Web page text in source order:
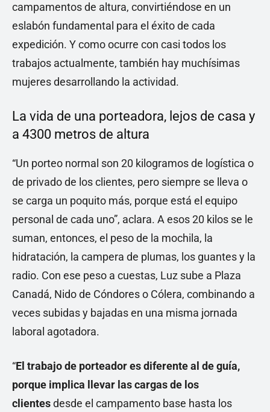
campamentos de altura, convirtiéndose en un
eslabón fundamental para el éxito de cada
expedición. Y como ocurre con casi todos los
trabajos actualmente, también hay muchísimas
mujeres desarrollando la actividad.
La vida de una porteadora, lejos de casa y
a 4300 metros de altura
“Un porteo normal son 20 kilogramos de logística o
de privado de los clientes, pero siempre se lleva o
se carga un poquito más, porque está el equipo
personal de cada uno”, aclara. A esos 20 kilos se le
suman, entonces, el peso de la mochila, la
hidratación, la campera de plumas, los guantes y la
radio. Con ese peso a cuestas, Luz sube a Plaza
Canadá, Nido de Cóndores o Cólera, combinando a
veces subidas y bajadas en una misma jornada
laboral agotadora.
“El trabajo de porteador es diferente al de guía,
porque implica llevar las cargas de los
clientesdesde el campamento base hasta los